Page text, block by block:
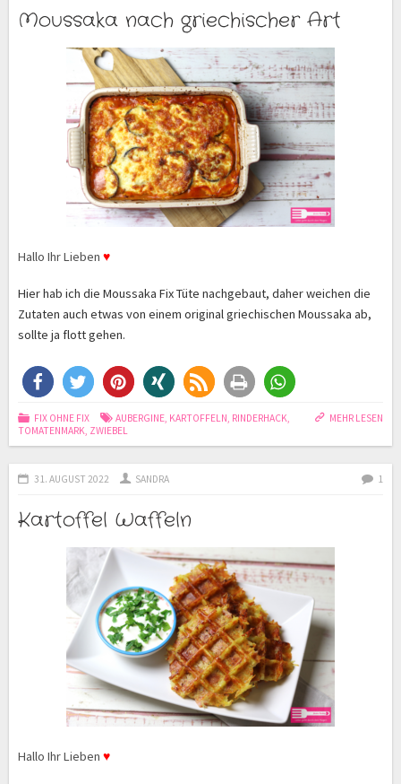
Moussaka nach griechischer Art
Hallo Ihr Lieben ♥
Hier hab ich die Moussaka Fix Tüte nachgebaut, daher weichen die
Zutaten auch etwas von einem original griechischen Moussaka ab,
sollte ja flott gehen.
MEHR LESEN
FIX OHNE FIX AUBERGINE, KARTOFFELN, RINDERHACK,
TOMATENMARK, ZWIEBEL
31. AUGUST 2022 SANDRA 1
Kartoffel Waffeln
Hallo Ihr Lieben ♥